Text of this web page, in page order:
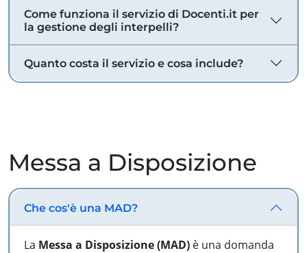
Come funziona il servizio di Docenti.it per
la gestione degli interpelli?
Quanto costa il servizio e cosa include?
Messa a Disposizione
Che cos'è una MAD?
La Messa a Disposizione (MAD) è una domanda